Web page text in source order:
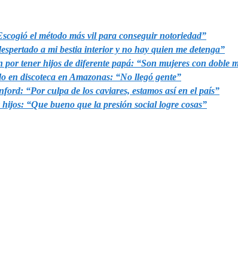
el método más vil para conseguir notoriedad”
a mi bestia interior y no hay quien me detenga”
tener hijos de diferente papá: “Son mujeres con doble
en discoteca en Amazonas: “No llegó gente”
“Por culpa de los caviares, estamos así en el país”
“Que bueno que la presión social logre cosas”